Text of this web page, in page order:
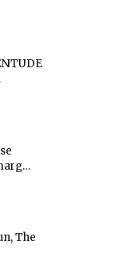
The